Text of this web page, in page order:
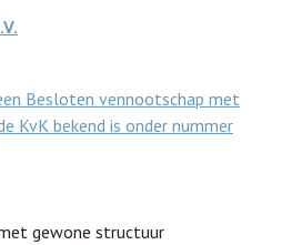
Besloten vennootschap met
KvK bekend is onder nummer
gewone structuur